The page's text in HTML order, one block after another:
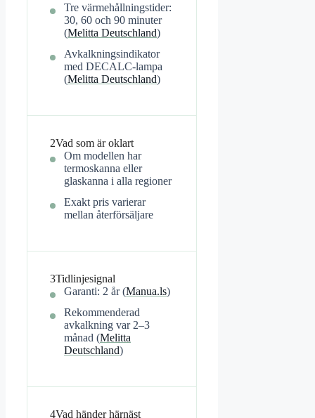
Tre värmehållningstider:
30, 60 och 90 minuter
(Melitta Deutschland)
Avkalkningsindikator
med DECALC-lampa
(Melitta Deutschland)
2Vad som är oklart
Om modellen har
termoskanna eller
glaskanna i alla regioner
Exakt pris varierar
mellan återförsäljare
3Tidlinjesignal
Garanti: 2 år (Manua.ls)
Rekommenderad
avkalkning var 2–3
månad (Melitta
Deutschland)
4Vad händer härnäst